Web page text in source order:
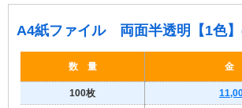
A4紙ファイル 両面半透明【1色
数 量 金
100枚